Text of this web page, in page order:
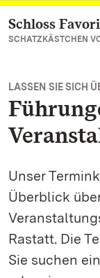
Zum
Schloss
SCHATZKÄSTCHEN
LASSEN SIE SICH
Unser
Überblick
Rastatt. Die
Sie suchen